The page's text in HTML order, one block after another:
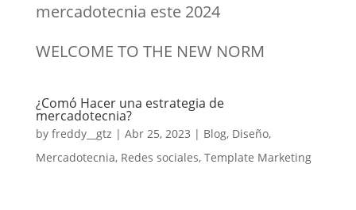
mercadotecnia este 2024
WELCOME TO THE NEW NORM
¿Comó Hacer una estrategia de
mercadotecnia?
by freddy__gtz | Abr 25, 2023 | Blog, Diseño,
Mercadotecnia, Redes sociales, Template Marketing